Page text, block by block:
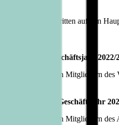
Dividende am dritten auf den
für das Geschäftsjahr 2022/
2023 amtierenden Mitgliedern
für das Geschäftsjahr
2023 amtierenden Mitgliedern